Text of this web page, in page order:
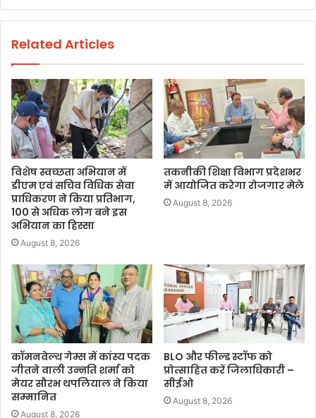
Related Articles
विशेष स्वच्छता अभियान में
डीएम एवं सचिव विधिक सेवा
प्राधिकरण ने किया प्रतिभाग,
100 से अधिक लोग बने इस
अभियान का हिस्सा
August 8, 2026
तकनीकी शिक्षा विभाग प्रदेशभर
में आयोजित करेगा रोजगार मेले
August 8, 2026
कॉमनवेल्थ गेम्स में कांस्य पदक
जीतने वाली उन्नति शर्मा को
मेयर सौरभ थपलियाल ने किया
सम्मानित
August 8, 2026
BLO और फील्ड स्टॉफ को
प्रोत्साहित करें जिलाधिकारी –
सीईओ
August 8, 2026